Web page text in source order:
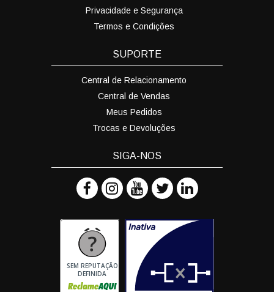
Privacidade e Segurança
Termos e Condições
SUPORTE
Central de Relacionamento
Central de Vendas
Meus Pedidos
Trocas e Devoluções
SIGA-NOS
SEM REPUTAÇÃO
DEFINIDA